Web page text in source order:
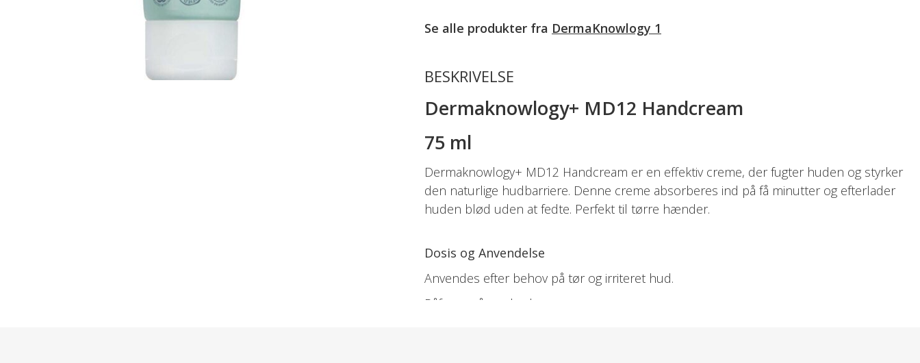
Se alle produkter fra DermaKnowlogy 1
BESKRIVELSE
Dermaknowlogy+ MD12 Handcream
75 ml
Dermaknowlogy+ MD12 Handcream er en effektiv creme, der fugter huden og styrker
den naturlige hudbarriere. Denne creme absorberes ind på få minutter og efterlader
huden blød uden at fedte. Perfekt til tørre hænder.
Dosis og Anvendelse
Anvendes efter behov på tør og irriteret hud.
Påføres på ren hud.